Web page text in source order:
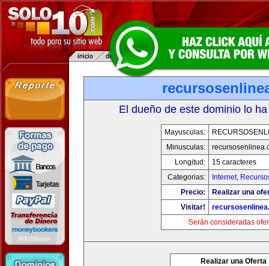
El dueño de este dominio lo
Mayusculas:
Minusculas:
Longitud:
15 caracteres
Categorias:
Internet,
Precio:
Realizar una
Visitar!
Serán consideradas
Realizar una Oferta